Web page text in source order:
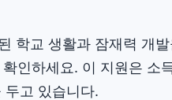
학교 생활과 잠재력 개
인하세요. 이 지원은 소
두고 있습니다.